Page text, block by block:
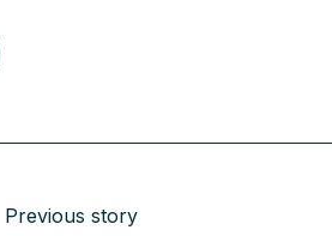
Previous story